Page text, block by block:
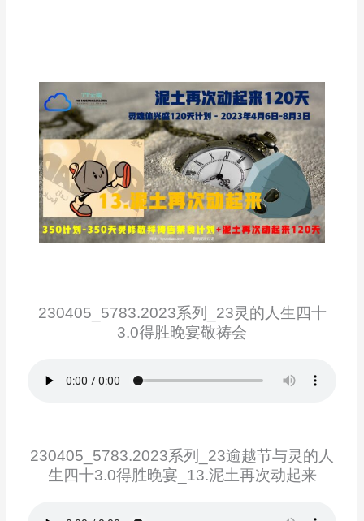
230405_5783.2023系列_23灵的人生四十
3.0得胜晚宴敬祷会
230405_5783.2023系列_23逾越节与灵的人
生四十3.0得胜晚宴_13.泥土再次动起来